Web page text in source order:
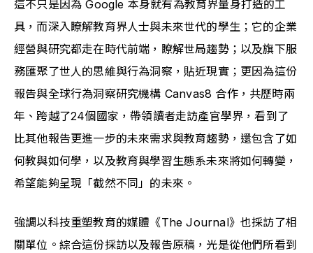
這不只是因為 Google 本身就有為教育界量身打造的工
具，而深入瞭解教育界人士與未來世代的學生；它的企業
經營與研究都走在時代前端，瞭解世局趨勢；以及旗下服
務匯聚了世人的思維與行為洞察，貼近現實；更因為這份
報告與全球行為洞察研究機構 Canvas8 合作，共歷時兩
年、跨越了24個國家，帶領讀者走訪產官學界，看到了
比其他報告更進一步的未來需求與教育趨勢，還包含了如
何教與如何學，以及教育與學習生態系未來將如何轉變，
希望能夠呈現「截然不同」的未來。
強調以科技重塑教育的媒體《The Journal》也採訪了相
關單位。綜合這份採訪以及報告原稿，光是從他們所看到